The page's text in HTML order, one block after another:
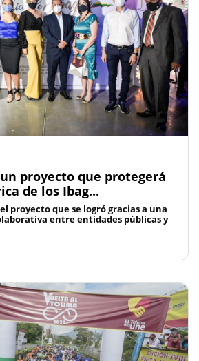
un proyecto que protegerá
de los Ibag...
proyecto que se logró gracias a una
entre entidades públicas y